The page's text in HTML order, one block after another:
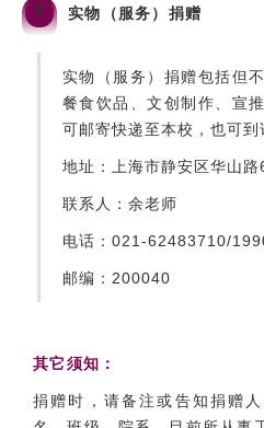
3 实物（服务）捐赠
实物（服务）捐赠包括但
餐食饮品、文创制作、宣
可邮寄快递至本校，也可到
地址：上海市静安区华山
联系人：余老师
电话：021-62483710/
邮编：200040
其它须知：
捐赠时，请备注或告知捐赠